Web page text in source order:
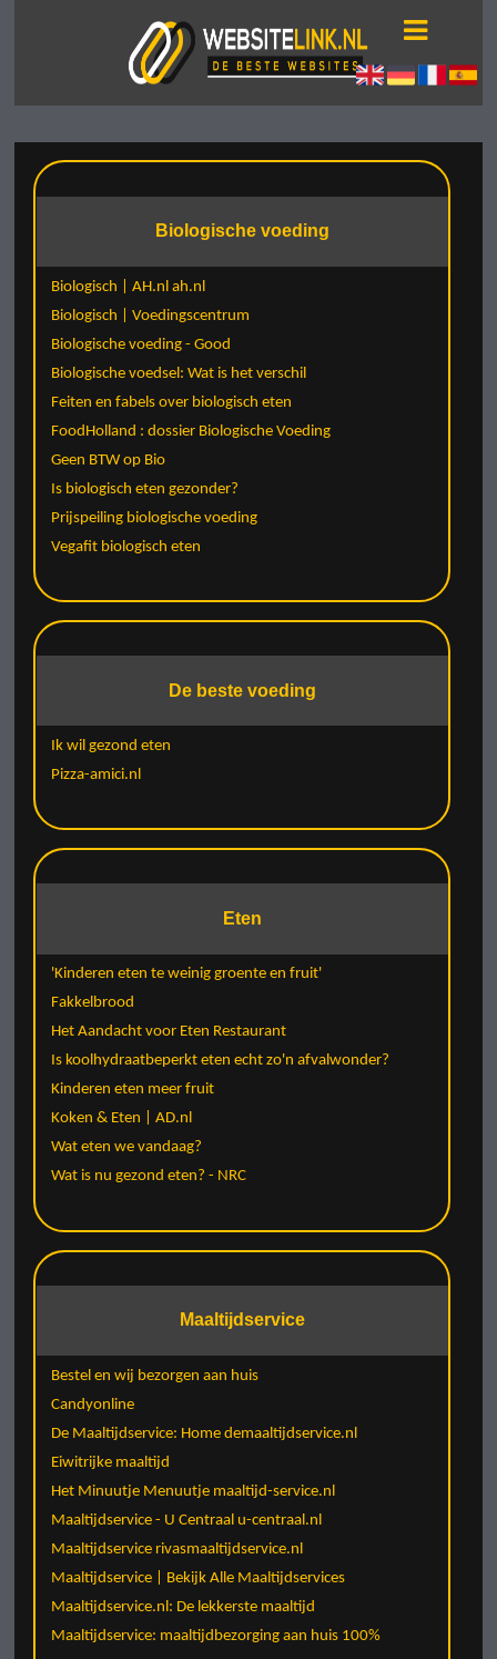
Biologische voeding
Biologisch | AH.nl ah.nl
Biologisch | Voedingscentrum
Biologische voeding - Good
Biologische voedsel: Wat is het verschil
Feiten en fabels over biologisch eten
FoodHolland : dossier Biologische Voeding
Geen BTW op Bio
Is biologisch eten gezonder?
Prijspeiling biologische voeding
Vegafit biologisch eten
De beste voeding
Ik wil gezond eten
Pizza-amici.nl
Eten
'Kinderen eten te weinig groente en fruit'
Fakkelbrood
Het Aandacht voor Eten Restaurant
Is koolhydraatbeperkt eten echt zo'n afvalwonder?
Kinderen eten meer fruit
Koken & Eten | AD.nl
Wat eten we vandaag?
Wat is nu gezond eten? - NRC
Maaltijdservice
Bestel en wij bezorgen aan huis
Candyonline
De Maaltijdservice: Home demaaltijdservice.nl
Eiwitrijke maaltijd
Het Minuutje Menuutje maaltijd-service.nl
Maaltijdservice - U Centraal u-centraal.nl
Maaltijdservice rivasmaaltijdservice.nl
Maaltijdservice | Bekijk Alle Maaltijdservices
Maaltijdservice.nl: De lekkerste maaltijd
Maaltijdservice: maaltijdbezorging aan huis 100%